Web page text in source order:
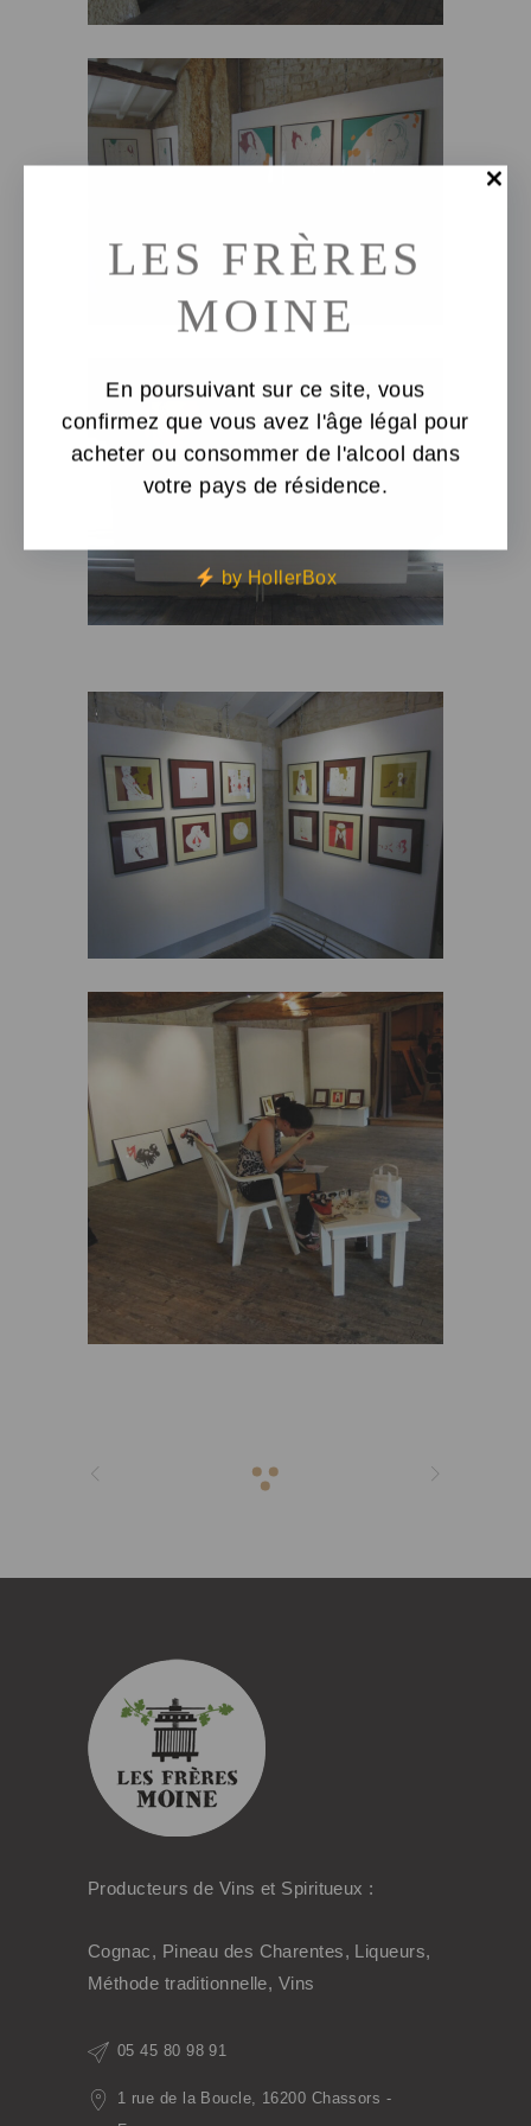
Producteurs de Vins et Spiritueux :
Cognac, Pineau des Charentes, Liqueurs,
Méthode traditionnelle, Vins
05 45 80 98 91
1 rue de la Boucle, 16200 Chassors -
LES FRÈRES
MOINE
En poursuivant sur ce site, vous
confirmez que vous avez l'âge légal pour
acheter ou consommer de l'alcool dans
votre pays de résidence.
by HollerBox